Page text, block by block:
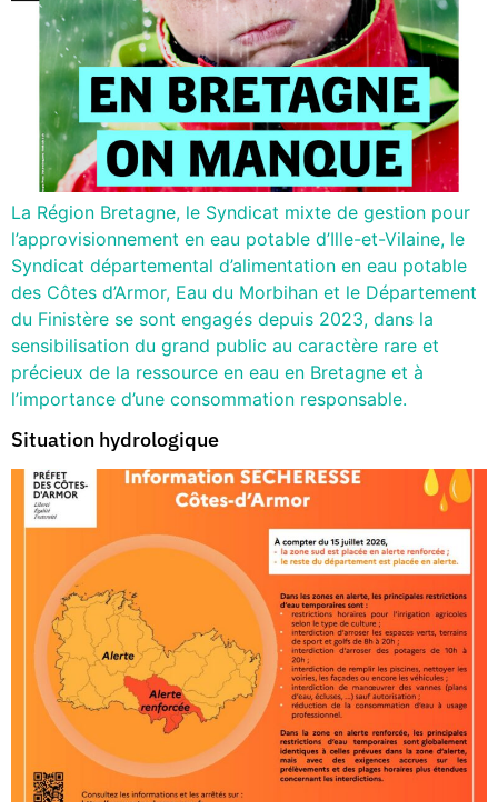
La Région Bretagne, le Syndicat mixte de gestion pour
l’approvisionnement en eau potable d’Ille-et-Vilaine, le
Syndicat départemental d’alimentation en eau potable
des Côtes d’Armor, Eau du Morbihan et le Département
du Finistère se sont engagés depuis 2023, dans la
sensibilisation du grand public au caractère rare et
précieux de la ressource en eau en Bretagne et à
l’importance d’une consommation responsable.
Situation hydrologique